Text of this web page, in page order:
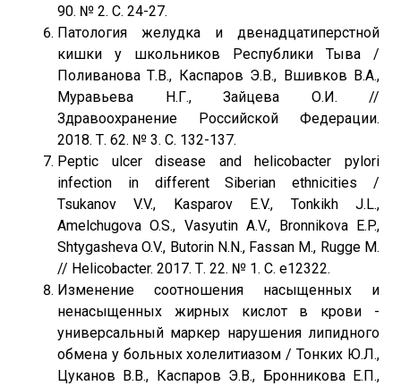
90. № 2. С. 24-27.
Патология желудка и двенадцатиперстной
кишки у школьников Республики Тыва /
Поливанова Т.В., Каспаров Э.В., Вшивков В.А.,
Муравьева Н.Г., Зайцева О.И. //
Здравоохранение Российской Федерации.
2018. Т. 62. № 3. С. 132-137.
Peptic ulcer disease and helicobacter pylori
infection in different Siberian ethnicities /
Tsukanov V.V., Kasparov E.V., Tonkikh J.L.,
Amelchugova O.S., Vasyutin A.V., Bronnikova E.P.,
Shtygasheva O.V., Butorin N.N., Fassan M., Rugge M.
// Helicobacter. 2017. Т. 22. № 1. С. e12322.
Изменение соотношения насыщенных и
ненасыщенных жирных кислот в крови -
универсальный маркер нарушения липидного
обмена у больных холелитиазом / Тонких Ю.Л.,
Цуканов В.В., Каспаров Э.В., Бронникова Е.П.,